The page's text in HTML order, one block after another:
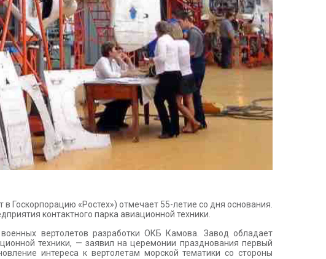
Госкорпорацию «Ростех») отмечает 55-летие со дня основания.
контактного парка авиационной техники.
вертолетов разработки ОКБ Камова. Завод обладает
техники, — заявил на церемонии празднования первый
интереса к вертолетам морской тематики со стороны